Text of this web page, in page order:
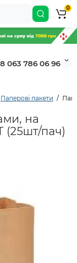
063 786 06 96
0
Паперові пакети
на
(25шт/пач)